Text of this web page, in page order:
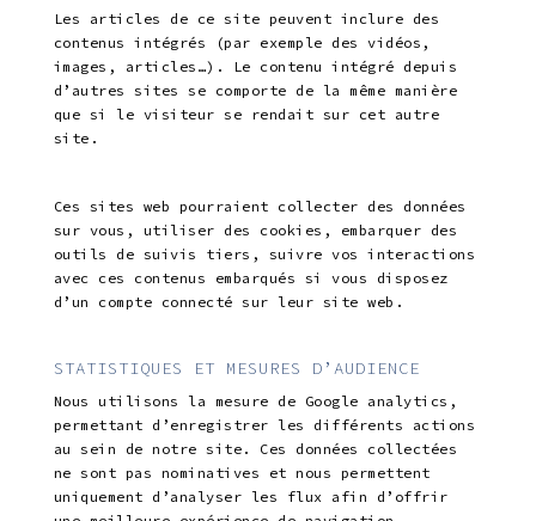
Les articles de ce site peuvent inclure des
contenus intégrés (par exemple des vidéos,
images, articles…). Le contenu intégré depuis
d’autres sites se comporte de la même manière
que si le visiteur se rendait sur cet autre
site.
Ces sites web pourraient collecter des données
sur vous, utiliser des cookies, embarquer des
outils de suivis tiers, suivre vos interactions
avec ces contenus embarqués si vous disposez
d’un compte connecté sur leur site web.
STATISTIQUES ET MESURES D’AUDIENCE
Nous utilisons la mesure de Google analytics,
permettant d’enregistrer les différents actions
au sein de notre site. Ces données collectées
ne sont pas nominatives et nous permettent
uniquement d’analyser les flux afin d’offrir